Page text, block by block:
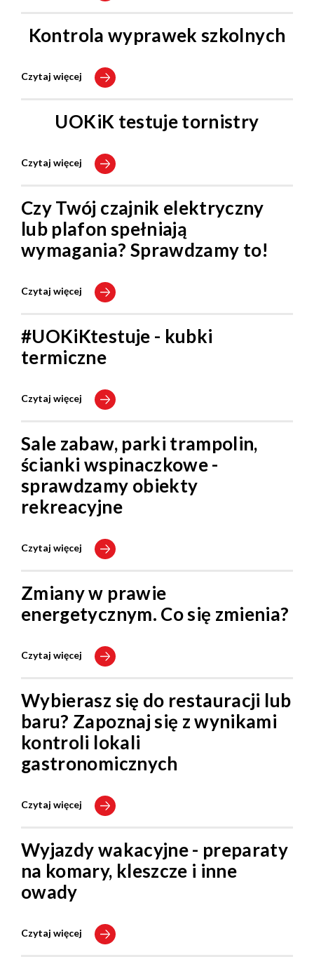
Kontrola wyprawek szkolnych
Czytaj więcej
UOKiK testuje tornistry
Czytaj więcej
Czy Twój czajnik elektryczny
lub plafon spełniają
wymagania? Sprawdzamy to!
Czytaj więcej
#UOKiKtestuje - kubki
termiczne
Czytaj więcej
Sale zabaw, parki trampolin,
ścianki wspinaczkowe -
sprawdzamy obiekty
rekreacyjne
Czytaj więcej
Zmiany w prawie
energetycznym. Co się zmienia?
Czytaj więcej
Wybierasz się do restauracji lub
baru? Zapoznaj się z wynikami
kontroli lokali
gastronomicznych
Czytaj więcej
Wyjazdy wakacyjne - preparaty
na komary, kleszcze i inne
owady
Czytaj więcej